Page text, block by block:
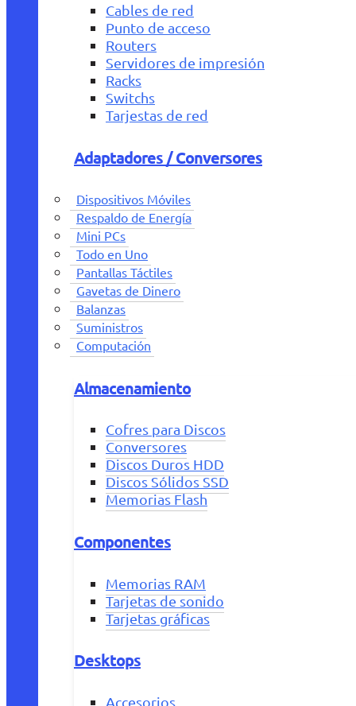
Cables de red
Punto de acceso
Routers
Servidores de impresión
Racks
Switchs
Tarjestas de red
Adaptadores / Conversores
Dispositivos Móviles
Respaldo de Energía
Mini PCs
Todo en Uno
Pantallas Táctiles
Gavetas de Dinero
Balanzas
Suministros
Computación
Almacenamiento
Cofres para Discos
Conversores
Discos Duros HDD
Discos Sólidos SSD
Memorias Flash
Componentes
Memorias RAM
Tarjetas de sonido
Tarjetas gráficas
Desktops
Accesorios